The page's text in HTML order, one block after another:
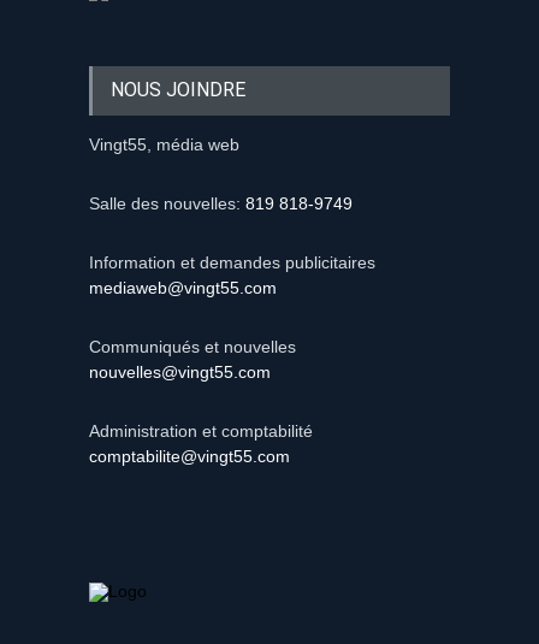
NOUS JOINDRE
Vingt55, média web
Salle des nouvelles: 819 818-9749
Information et demandes publicitaires
mediaweb@vingt55.com
Communiqués et nouvelles
nouvelles@vingt55.com
Administration et comptabilité
comptabilite@vingt55.com